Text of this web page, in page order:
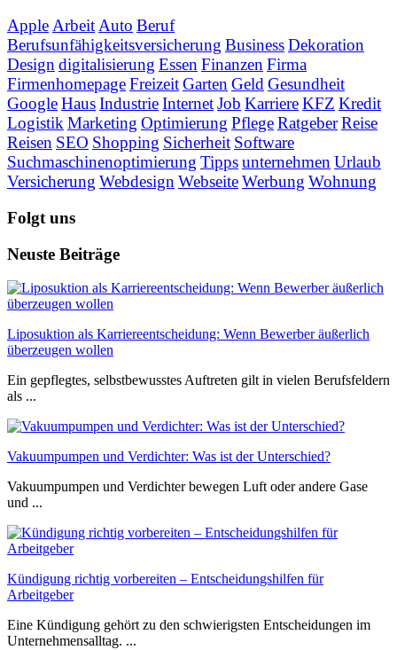
Apple Arbeit Auto Beruf
Berufsunfähigkeitsversicherung BusinessDekoration
Design digitalisierung Essen Finanzen Firma
FirmenhomepageFreizeitGarten Geld Gesundheit
GoogleHausIndustrieInternetJob KarriereKFZ Kredit
Logistik Marketing Optimierung PflegeRatgeberReise
Reisen SEO Shopping Sicherheit Software
Suchmaschinenoptimierung Tippsunternehmen Urlaub
Versicherung Webdesign WebseiteWerbung Wohnung
Folgt uns
Neuste Beiträge
Liposuktion als Karriereentscheidung: Wenn Bewerber äußerlich
überzeugen wollen
Ein gepflegtes, selbstbewusstes Auftreten gilt in vielen Berufsfeldern
als ...
Vakuumpumpen und Verdichter: Was ist der Unterschied?
Vakuumpumpen und Verdichter bewegen Luft oder andere Gase
und ...
Kündigung richtig vorbereiten – Entscheidungshilfen für
Arbeitgeber
Eine Kündigung gehört zu den schwierigsten Entscheidungen im
Unternehmensalltag. ...